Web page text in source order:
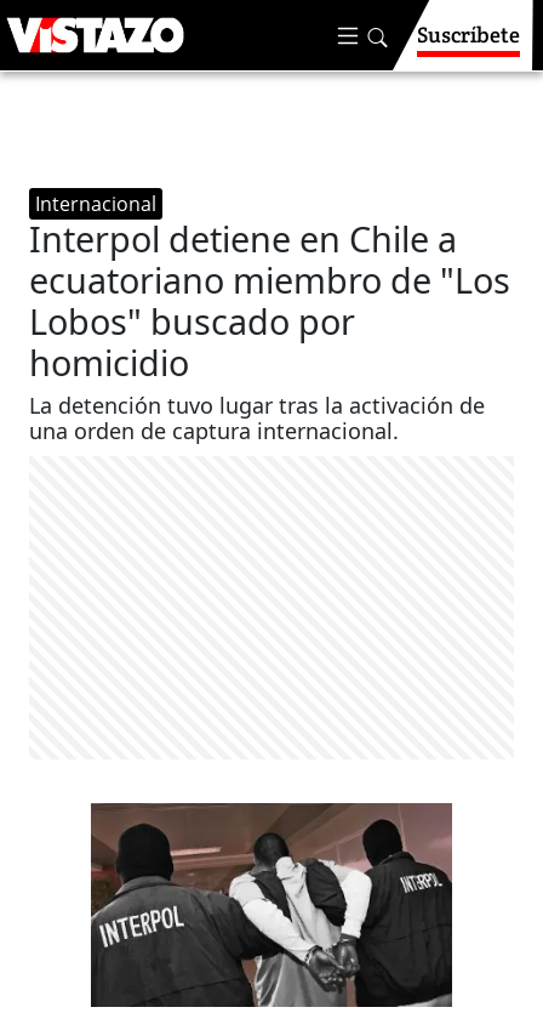
Suscríbete
Internacional
Interpol detiene en Chile a
ecuatoriano miembro de "Los
Lobos" buscado por
homicidio
La detención tuvo lugar tras la activación de
una orden de captura internacional. ​​​​